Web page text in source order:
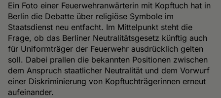
Ein Foto einer Feuerwehranwärterin mit Kopftuch hat in
Berlin die Debatte über religiöse Symbole im
Staatsdienst neu entfacht. Im Mittelpunkt steht die
Frage, ob das Berliner Neutralitätsgesetz künftig auch
für Uniformträger der Feuerwehr ausdrücklich gelten
soll. Dabei prallen die bekannten Positionen zwischen
dem Anspruch staatlicher Neutralität und dem Vorwurf
einer Diskriminierung von Kopftuchträgerinnen erneut
aufeinander.